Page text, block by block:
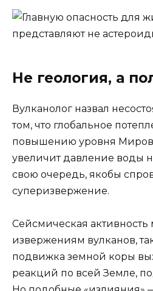
Не геология, а
Вулканолог назвал
том, что глобальное
повышению уровня
увеличит давление воды
свою очередь, якобы
суперизвержение.
Сейсмическая активность
извержениям вулканов,
подвижка земной коры
реакций по всей Земле,